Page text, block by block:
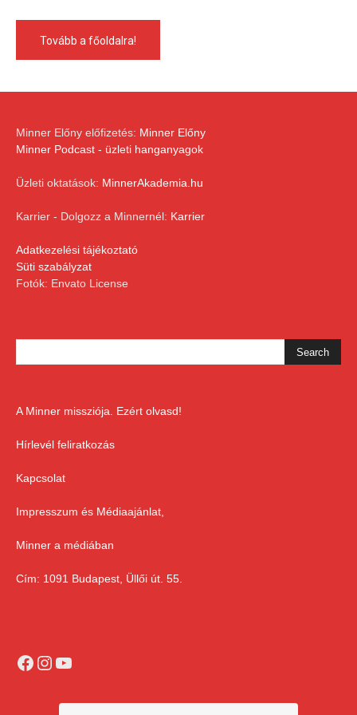
Tovább a főoldalra!
Minner Előny előfizetés: Minner Előny
Minner Podcast - üzleti hanganyagok
Üzleti oktatások: MinnerAkademia.hu
Karrier - Dolgozz a Minnernél: Karrier
Adatkezelési tájékoztató
Süti szabályzat
Fotók: Envato License
A Minner missziója. Ezért olvasd!
Hírlevél feliratkozás
Kapcsolat
Impresszum és Médiaajánlat,
Minner a médiában
Cím: 1091 Budapest, Üllői út. 55.
Facebook
Instagram
YouTube